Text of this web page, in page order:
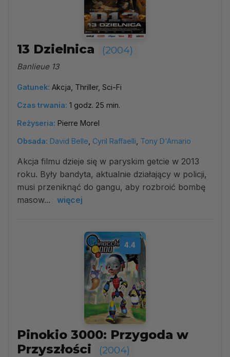
13 Dzielnica (2004)
Banlieue 13
Gatunek: Akcja, Thriller, Sci-Fi
Czas trwania: 1 godz. 25 min.
Reżyseria: Pierre Morel
Obsada: David Belle Cyril Raffaelli Tony D'Amario
Akcja filmu dzieje się w paryskim getcie w 2013
roku. Były bandyta, aktualnie działający w policji,
musi przeniknąć do gangu, aby rozbroić bombę
masow...
więcej
4.4
Pinokio 3000: Przygoda w
Przyszłości
(2004)